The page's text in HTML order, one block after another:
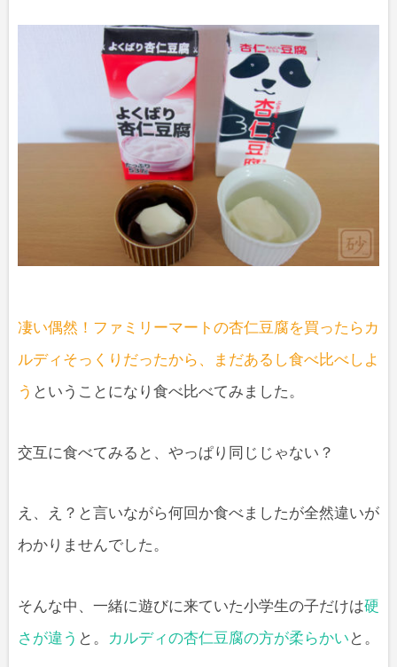
凄い偶然！ファミリーマートの杏仁豆腐を買ったらカ
ルディそっくりだったから、まだあるし食べ比べしよ
う ということになり食べ比べてみました。
交互に食べてみると、やっぱり同じじゃない？
え、え？と言いながら何回か食べましたが全然違いが
わかりませんでした。
そんな中、一緒に遊びに来ていた小学生の子だけは硬
さが違う と。 カルディの杏仁豆腐の方が柔らかい と。